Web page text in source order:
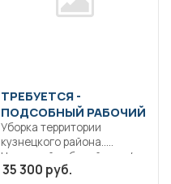
ТРЕБУЕТСЯ -
ПОДСОБНЫЙ РАБОЧИЙ
Уборка территории
кузнецкого района..
Неполный рабочий день/
неполная рабочая неделя..
35 300 руб.